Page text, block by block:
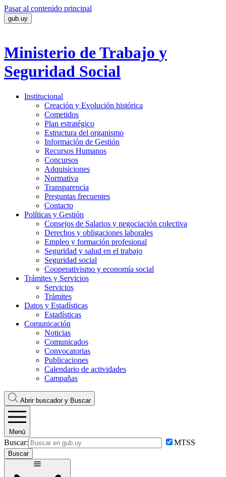
Pasar al contenido principal
gub.uy
Ministerio de Trabajo y
Seguridad Social
Institucional
Creación y Evolución histórica
Cometidos
Plan estratégico
Estructura del organismo
Información de Gestión
Recursos Humanos
Concursos
Adquisiciones
Normativa
Transparencia
Preguntas frecuentes
Contacto
Políticas y Gestión
Consejos de Salarios y negociación colectiva
Derechos y obligaciones laborales
Empleo y formación profesional
Seguridad y salud en el trabajo
Seguridad social
Cooperativismo y economía social
Trámites y Servicios
Servicios
Trámites
Datos y Estadísticas
Estadísticas
Comunicación
Noticias
Comunicados
Convocatorias
Publicaciones
Calendario de actividades
Campañas
Abrir buscador y Buscar
Menú
Buscar: MTSS
Buscar